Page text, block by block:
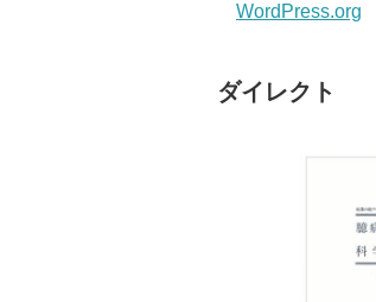
WordPress.org
ダイレクト